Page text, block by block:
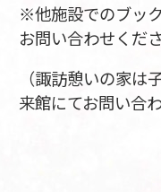
※他施設でのブッ
お問い合わせくださ
（諏訪憩いの家は
来館にてお問い合